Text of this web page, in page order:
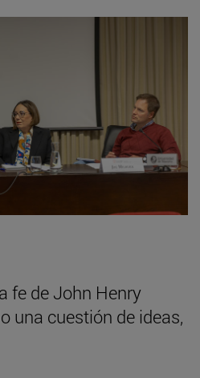
fe de John Henry
una cuestión de ideas,